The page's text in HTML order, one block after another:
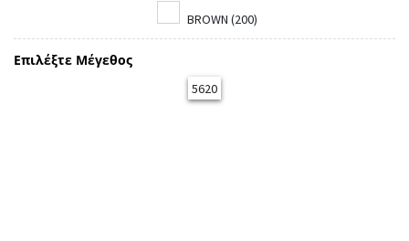
BROWN (200)
Επιλέξτε Μέγεθος
5620